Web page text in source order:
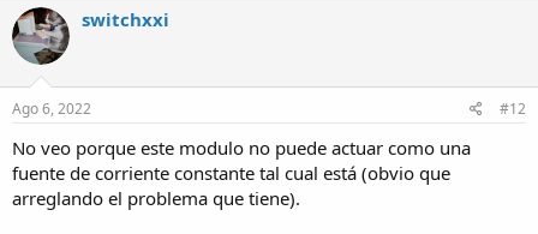
switchxxi
Ago 6, 2022 #12
No veo porque este modulo no puede actuar como una
fuente de corriente constante tal cual está (obvio que
arreglando el problema que tiene).